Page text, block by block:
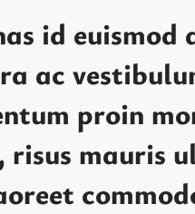
id euismod
ac
proin
risus mauris